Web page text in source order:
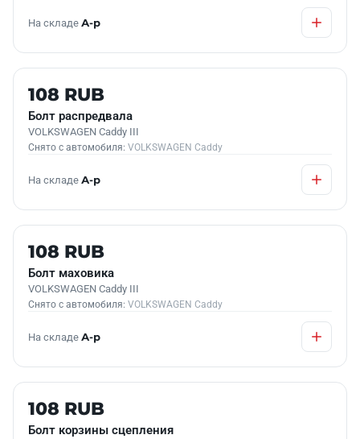
На складе А-р
Б/У В НАЛИЧИИ
108 RUB
Болт распредвала
VOLKSWAGEN Caddy III
Снято с автомобиля: VOLKSWAGEN Caddy
На складе А-р
Б/У В НАЛИЧИИ
108 RUB
Болт маховика
VOLKSWAGEN Caddy III
Снято с автомобиля: VOLKSWAGEN Caddy
На складе А-р
Б/У В НАЛИЧИИ
108 RUB
Болт корзины сцепления